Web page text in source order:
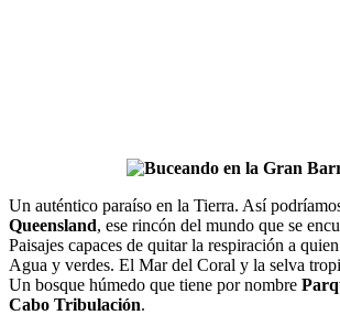
Un auténtico paraíso en la Tierra. Así
Queensland, ese rincón del mundo que se
Paisajes capaces de quitar la respiración a
Agua y verdes. El Mar del Coral y la selva
Un bosque húmedo que tiene por nombre
Cabo Tribulación.